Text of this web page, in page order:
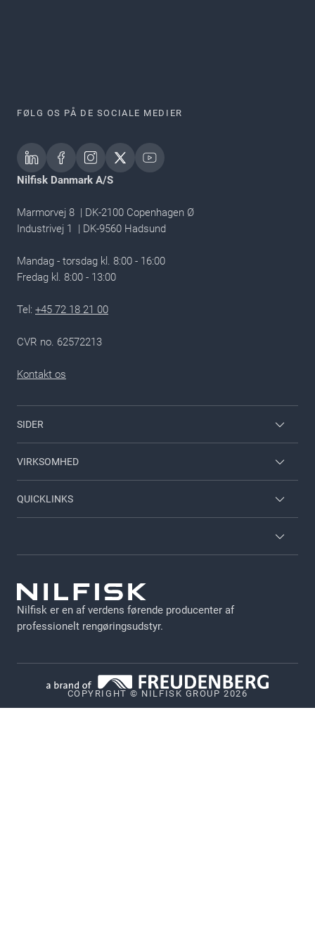
FØLG OS PÅ DE SOCIALE MEDIER
Nilfisk Danmark A/S
Marmorvej 8 | DK-2100 Copenhagen Ø
Industrivej 1 | DK-9560 Hadsund
Mandag - torsdag kl. 8:00 - 16:00
Fredag kl. 8:00 - 13:00​
Tel: +45 72 18 21 00
CVR no. 62572213
Kontakt os
SIDER
Nilfisk til hjemmet
Viper
VIRKSOMHED
Om Nilfisk
QUICKLINKS
Kataloger
Jobs
GDPR
Persondata politik
Politik for offentliggørelse af sårbarheder
Nilfisk er en af verdens førende producenter af
professionelt rengøringsudstyr.
COPYRIGHT © NILFISK GROUP 2026